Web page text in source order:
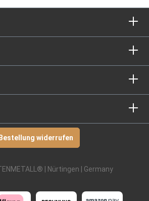
Bestellung widerrufen
| Nürtingen | Germany